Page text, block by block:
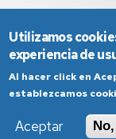
Utilizamos
experiencia de
Al hacer click en
establezcamos
Aceptar